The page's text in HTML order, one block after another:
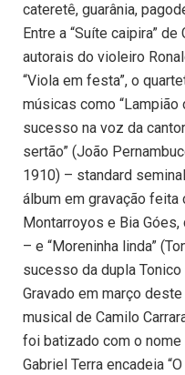
cateretê, guarânia,
Entre a “Suíte caipira”
autorais do violeiro
“Viola em festa”, o
músicas como “Lampião
sucesso na voz da
sertão” (João
1910) – standard
álbum em gravação
Montarroyos e Bia
– e “Moreninha linda”
sucesso da dupla Tonico
Gravado em março
musical de Camilo
foi batizado com o nome
Gabriel Terra encadeia